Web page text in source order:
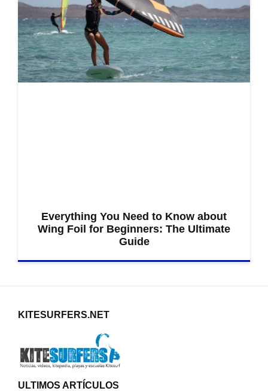
Everything You Need to Know about
Wing Foil for Beginners: The Ultimate
Guide
KITESURFERS.NET
ULTIMOS ARTÍCULOS